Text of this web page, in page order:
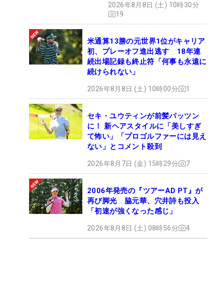
2026年8月8日 (土) 10時30分
19
米通算13勝の元世界1位がキャリア
初、プレーオフ進出逃す 18年連
続出場記録も終止符「何事も永遠に
続けられない」
2026年8月8日 (土) 10時00分 1
セキ・ユウティンが前髪パッツン
に！ 新ヘアスタイルに「美しすぎ
て怖い」「プロゴルファーには見え
ない」とコメント殺到
2026年8月7日 (金) 15時29分 7
2006年発売の『ツアーAD PT』が
再び脚光 脇元華、穴井詩も投入
「初速が強くなった感じ」
2026年8月8日 (土) 08時56分 4